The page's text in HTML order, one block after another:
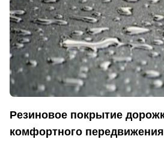
Резиновое покрытие
комфортного